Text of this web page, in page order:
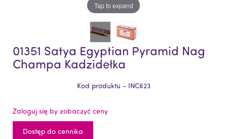
Tap to expand
01351 Satya Egyptian Pyramid Nag
Champa Kadzidełka
Kod produktu - INC623
Zaloguj się by zobaczyć ceny
Dostęp do cennika